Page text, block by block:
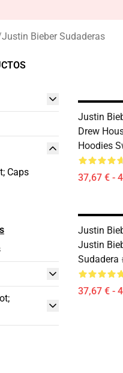
Justin Bieber Sudaderas
Caps
Justin
Drew
Hoodies
37,67 € -
Justin
Justin
Sudadera
37,67 € -